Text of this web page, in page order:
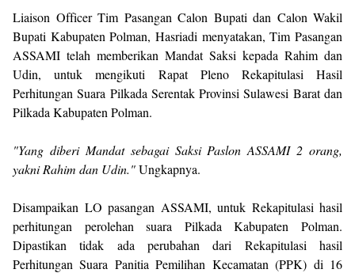
Liaison Officer Tim Pasangan Calon Bupati dan Calon Wakil
Bupati Kabupaten Polman, Hasriadi menyatakan, Tim Pasangan
ASSAMI telah memberikan Mandat Saksi kepada Rahim dan
Udin, untuk mengikuti Rapat Pleno Rekapitulasi Hasil
Perhitungan Suara Pilkada Serentak Provinsi Sulawesi Barat dan
Pilkada Kabupaten Polman.
"Yang diberi Mandat sebagai Saksi Paslon ASSAMI 2 orang,
yakni Rahim dan Udin."Ungkapnya.
Disampaikan LO pasangan ASSAMI, untuk Rekapitulasi hasil
perhitungan perolehan suara Pilkada Kabupaten Polman.
Dipastikan tidak ada perubahan dari Rekapitulasi hasil
Perhitungan Suara Panitia Pemilihan Kecamatan (PPK) di 16